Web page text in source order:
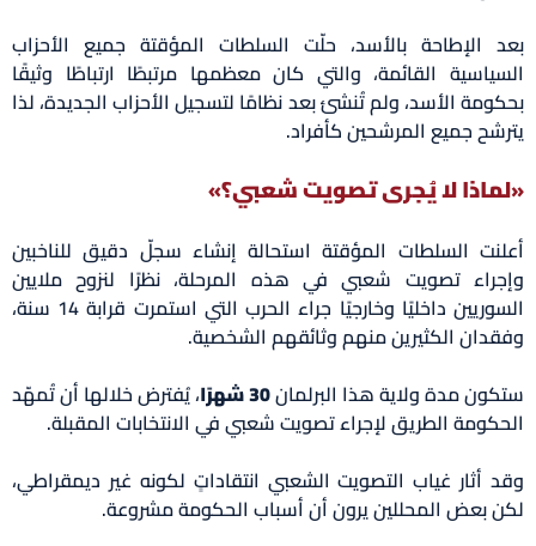
بعد الإطاحة بالأسد، حلّت السلطات المؤقتة جميع الأحزاب
السياسية القائمة، والتي كان معظمها مرتبطًا ارتباطًا وثيقًا
بحكومة الأسد، ولم تُنشئ بعد نظامًا لتسجيل الأحزاب الجديدة، لذا
يترشح جميع المرشحين كأفراد.
«لماذا لا يُجرى تصويت شعبي؟»
أعلنت السلطات المؤقتة استحالة إنشاء سجلّ دقيق للناخبين
وإجراء تصويت شعبي في هذه المرحلة، نظرًا لنزوح ملايين
السوريين داخليًا وخارجيًا جراء الحرب التي استمرت قرابة 14 سنة،
وفقدان الكثيرين منهم وثائقهم الشخصية.
ستكون مدة ولاية هذا البرلمان30 شهرًا
، يُفترض خلالها أن تُمهّد
الحكومة الطريق لإجراء تصويت شعبي في الانتخابات المقبلة.
وقد أثار غياب التصويت الشعبي انتقاداتٍ لكونه غير ديمقراطي،
لكن بعض المحللين يرون أن أسباب الحكومة مشروعة.